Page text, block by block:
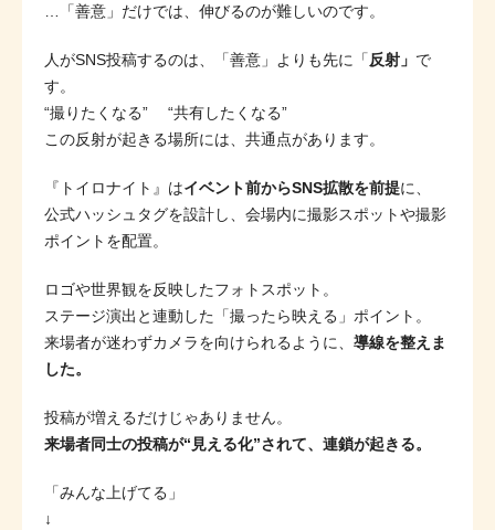
…「善意」だけでは、伸びるのが難しいのです。
人がSNS投稿するのは、「善意」よりも先に「反射」 で
す。
“撮りたくなる” “共有したくなる”
この反射が起きる場所には、共通点があります。
『トイロナイト』はイベント前からSNS拡散を前提に、
公式ハッシュタグを設計し、会場内に撮影スポットや撮影
ポイントを配置。
ロゴや世界観を反映したフォトスポット。
ステージ演出と連動した「撮ったら映える」ポイント。
来場者が迷わずカメラを向けられるように、 導線を整えま
した。
投稿が増えるだけじゃありません。
来場者同士の投稿が“見える化”されて、連鎖が起きる。
「みんな上げてる」
↓